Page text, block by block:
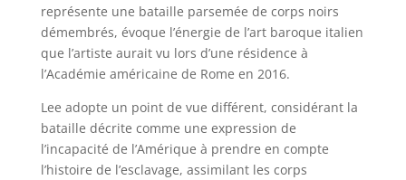
représente une bataille parsemée de corps noirs
démembrés, évoque l’énergie de l’art baroque italien
que l’artiste aurait vu lors d’une résidence à
l’Académie américaine de Rome en 2016.
Lee adopte un point de vue différent, considérant la
bataille décrite comme une expression de
l’incapacité de l’Amérique à prendre en compte
l’histoire de l’esclavage, assimilant les corps